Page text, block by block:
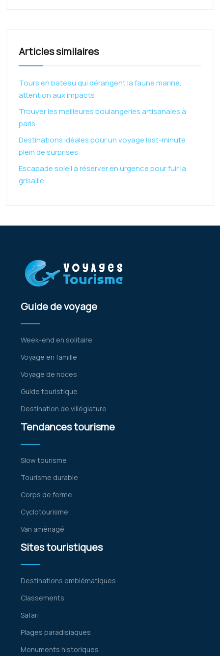
Articles similaires
Tours en bateau qui dérangent la faune marine,
attention aux impacts
Trouver les meilleures boulangeries artisanales à
paris
Destinations idéales pour un voyage last-minute
plein de surprises
Escapade soleil à réserver en urgence pour fuir la
grisaille
Guide de voyage
Week-end en solitaire
Voyage en famille
Voyage de noces
Guide touristique
Destination de villégiature
Tendances tourisme
Slow tourisme
Tourisme durable
Corps de ferme
Cyclotourisme
Van aménagé
Sites touristiques
Destinations emblématiques
Classements
Safari
Plages paradisiaques
Monuments historiques